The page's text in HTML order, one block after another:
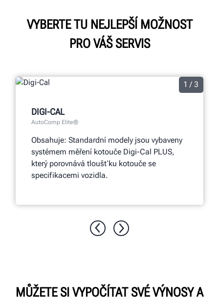
1 / 3
DIGI-CAL
AutoComp Elite®
Obsahuje: Standardní modely jsou vybaveny
systémem měření kotouče Digi-Cal PLUS,
který porovnává tloušťku kotouče se
specifikacemi vozidla.
VYBERTE TU NEJLEPŠÍ MOŽNOST
PRO VÁŠ SERVIS
MŮŽETE SI VYPOČÍTAT SVÉ VÝNOSY A